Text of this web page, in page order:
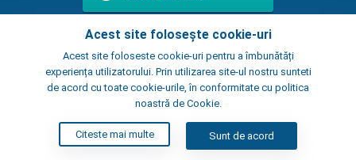
Acest site folosește cookie-uri
Acest site foloseste cookie-uri pentru a îmbunătăți
experiența utilizatorului. Prin utilizarea site-ul nostru sunteti
de acord cu toate cookie-urile, în conformitate cu politica
noastră de Cookie.
Citeste mai multe Sunt de acord